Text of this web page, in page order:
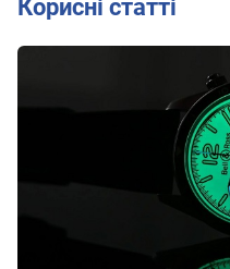
Корисні статті